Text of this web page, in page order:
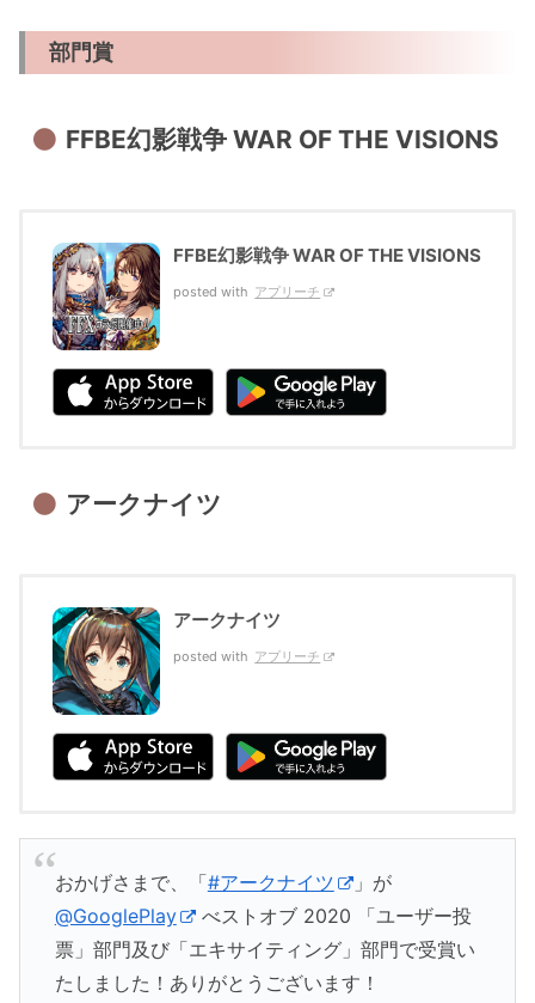
部門賞
FFBE幻影戦争 WAR OF THE VISIONS
FFBE幻影戦争 WAR OF THE VISIONS
posted with アプリーチ
アークナイツ
アークナイツ
posted with アプリーチ
おかげさまで、「#アークナイツ
」が
@GooglePlay
べストオブ 2020 「ユーザー投
票」部門及び「エキサイティング」部門で受賞い
たしました！ありがとうございます！